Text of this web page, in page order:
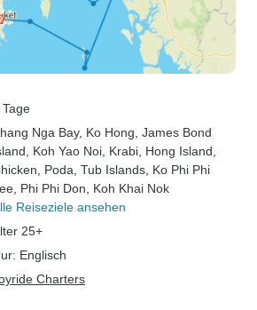
Tage
Nga Bay, Ko Hong , James Bond
, Koh Yao Noi , Krabi , Hong Island
Poda, Tub Islands , Ko Phi Phi
, Phi Phi Don , Koh Khai Nok
Reiseziele ansehen
25+
Englisch
Charters